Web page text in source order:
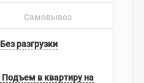
Самовывоз
разгрузки
в квартиру на